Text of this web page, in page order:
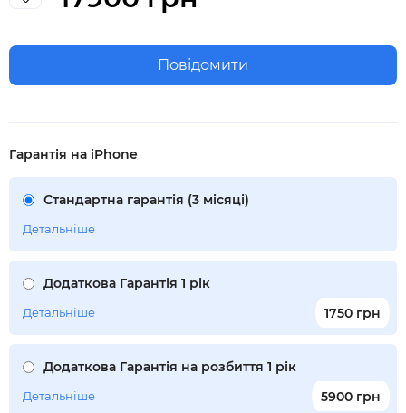
Повідомити
Гарантія на iPhone
Стандартна гарантія (3 місяці)
Детальніше
Додаткова Гарантія 1 рік
1750 грн
Детальніше
Додаткова Гарантія на розбиття 1 рік
5900 грн
Детальніше